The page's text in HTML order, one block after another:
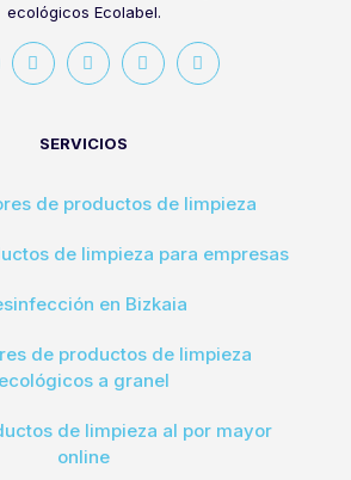
ecológicos Ecolabel.
SERVICIOS
de productos de limpieza
de limpieza para empresas
en Bizkaia
de productos de limpieza
ecológicos a granel
de limpieza al por mayor
online